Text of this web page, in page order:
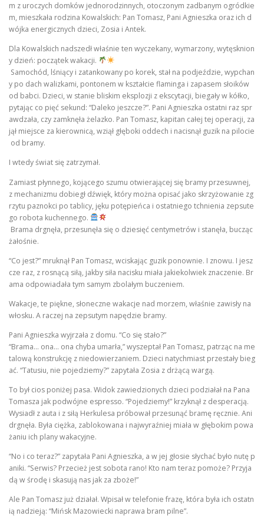
m z uroczych domków jednorodzinnych, otoczonym zadbanym ogródkie
m, mieszkała rodzina Kowalskich: Pan Tomasz, Pani Agnieszka oraz ich d
wójka energicznych dzieci, Zosia i Antek.
Dla Kowalskich nadszedł właśnie ten wyczekany, wymarzony, wytęsknion
y dzień: początek wakacji.
Samochód, lśniący i zatankowany po korek, stał na podjeździe, wypchan
y po dach walizkami, pontonem w kształcie flaminga i zapasem słoików
od babci. Dzieci, w stanie bliskim eksplozji z ekscytacji, biegały w kółko,
pytając co pięć sekund: “Daleko jeszcze?”. Pani Agnieszka ostatni raz spr
awdzała, czy zamknęła żelazko. Pan Tomasz, kapitan całej tej operacji, za
jął miejsce za kierownicą, wziął głęboki oddech i nacisnął guzik na pilocie
od bramy.
I wtedy świat się zatrzymał.
Zamiast płynnego, kojącego szumu otwierającej się bramy przesuwnej,
z mechanizmu dobiegł dźwięk, który można opisać jako skrzyżowanie zg
rzytu paznokci po tablicy, jęku potępieńca i ostatniego tchnienia zepsute
go robota kuchennego.
Brama drgnęła, przesunęła się o dziesięć centymetrów i stanęła, bucząc
żałośnie.
“Co jest?” mruknął Pan Tomasz, wciskając guzik ponownie. I znowu. I jesz
cze raz, z rosnącą siłą, jakby siła nacisku miała jakiekolwiek znaczenie. Br
ama odpowiadała tym samym zbolałym buczeniem.
Wakacje, te piękne, słoneczne wakacje nad morzem, właśnie zawisły na
włosku. A raczej na zepsutym napędzie bramy.
Pani Agnieszka wyjrzała z domu. “Co się stało?”
“Brama… ona… ona chyba umarła,” wyszeptał Pan Tomasz, patrząc na me
talową konstrukcję z niedowierzaniem. Dzieci natychmiast przestały bieg
ać. “Tatusiu, nie pojedziemy?” zapytała Zosia z drżącą wargą.
To był cios poniżej pasa. Widok zawiedzionych dzieci podziałał na Pana
Tomasza jak podwójne espresso. “Pojedziemy!” krzyknął z desperacją.
Wysiadł z auta i z siłą Herkulesa próbował przesunąć bramę ręcznie. Ani
drgnęła. Była ciężka, zablokowana i najwyraźniej miała w głębokim powa
żaniu ich plany wakacyjne.
“No i co teraz?” zapytała Pani Agnieszka, a w jej głosie słychać było nutę p
aniki. “Serwis? Przecież jest sobota rano! Kto nam teraz pomoże? Przyja
dą w środę i skasują nas jak za zboże!”
Ale Pan Tomasz już działał. Wpisał w telefonie frazę, która była ich ostatn
ią nadzieją: “Mińsk Mazowiecki naprawa bram pilne”.